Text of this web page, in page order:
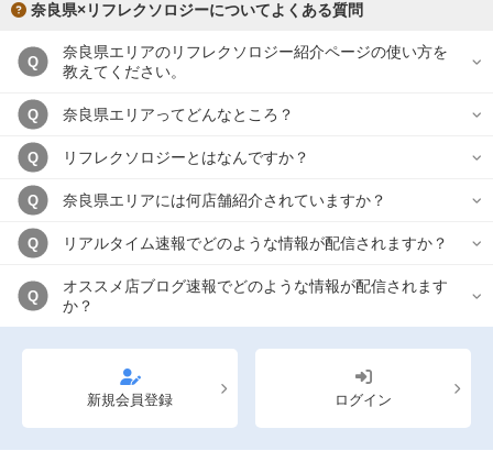
奈良県×リフレクソロジーについてよくある質問
Q
奈良県エリアのリフレクソロジー紹介ページの使い方を
教えてください。
Q 奈良県エリアってどんなところ？
Q リフレクソロジーとはなんですか？
Q 奈良県エリアには何店舗紹介されていますか？
Q リアルタイム速報でどのような情報が配信されますか？
Q
オススメ店ブログ速報でどのような情報が配信されます
か？
新規会員登録 ログイン